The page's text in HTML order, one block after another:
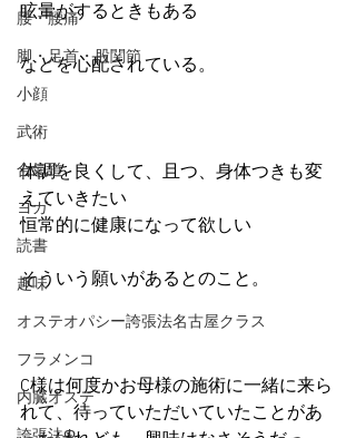
腰・腰痛
脚・足首・股関節
小顔
武術
合氣道
ヨガ
読書
趣味
オステオパシー誇張法名古屋クラス
フラメンコ
内臓オステ
眩暈がするときもある
などを心配されている。
体調を良くして、且つ、身体つきも変
えていきたい
恒常的に健康になって欲しい
そういう願いがあるとのこと。
C様は何度かお母様の施術に一緒に来ら
れて、待っていただいていたことがあ